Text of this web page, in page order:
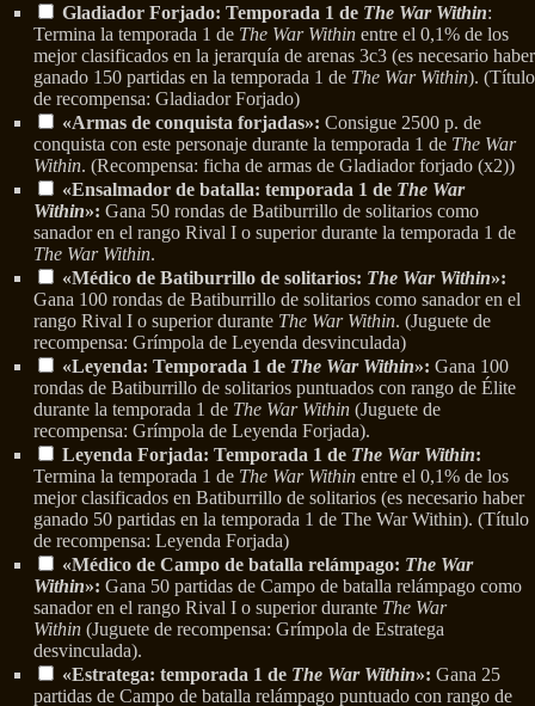
Gladiador Forjado: Temporada 1 de The War Within:
Termina la temporada 1 de The War Within entre el 0,1% de los
mejor clasificados en la jerarquía de arenas 3c3 (es necesario haber
ganado 150 partidas en la temporada 1 de The War Within). (Título
de recompensa: Gladiador Forjado)
«Armas de conquista forjadas»: Consigue 2500 p. de
conquista con este personaje durante la temporada 1 de The War
Within. (Recompensa: ficha de armas de Gladiador forjado (x2))
«Ensalmador de batalla: temporada 1 de The War
Within»: Gana 50 rondas de Batiburrillo de solitarios como
sanador en el rango Rival I o superior durante la temporada 1 de
The War Within.
«Médico de Batiburrillo de solitarios: The War Within»:
Gana 100 rondas de Batiburrillo de solitarios como sanador en el
rango Rival I o superior durante The War Within. (Juguete de
recompensa: Grímpola de Leyenda desvinculada)
«Leyenda: Temporada 1 de The War Within»: Gana 100
rondas de Batiburrillo de solitarios puntuados con rango de Élite
durante la temporada 1 de The War Within (Juguete de
recompensa: Grímpola de Leyenda Forjada).
Leyenda Forjada: Temporada 1 de The War Within:
Termina la temporada 1 de The War Within entre el 0,1% de los
mejor clasificados en Batiburrillo de solitarios (es necesario haber
ganado 50 partidas en la temporada 1 de The War Within). (Título
de recompensa: Leyenda Forjada)
«Médico de Campo de batalla relámpago: The War
Within»: Gana 50 partidas de Campo de batalla relámpago como
sanador en el rango Rival I o superior durante The War
Within (Juguete de recompensa: Grímpola de Estratega
desvinculada).
«Estratega: temporada 1 de The War Within»: Gana 25
partidas de Campo de batalla relámpago puntuado con rango de